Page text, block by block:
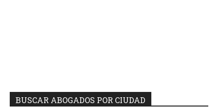
BUSCAR ABOGADOS POR CIUDAD